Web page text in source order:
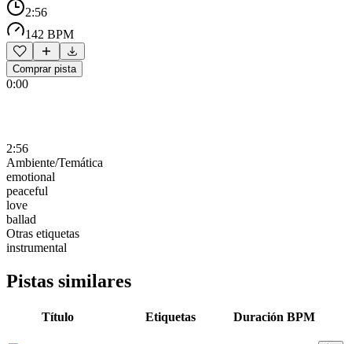
2:56
142 BPM
Comprar pista
0:00
2:56
Ambiente/Temática
emotional
peaceful
love
ballad
Otras etiquetas
instrumental
Pistas similares
Título Etiquetas Duración BPM